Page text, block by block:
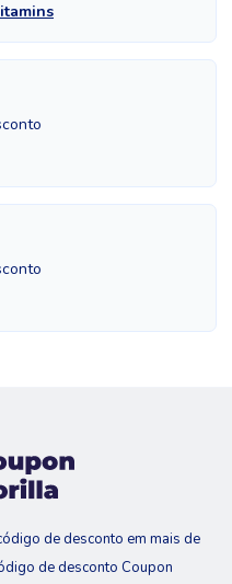
de desconto em mais de
de desconto Coupon